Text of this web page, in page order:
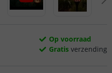
Op voorraad
Gratis verzending